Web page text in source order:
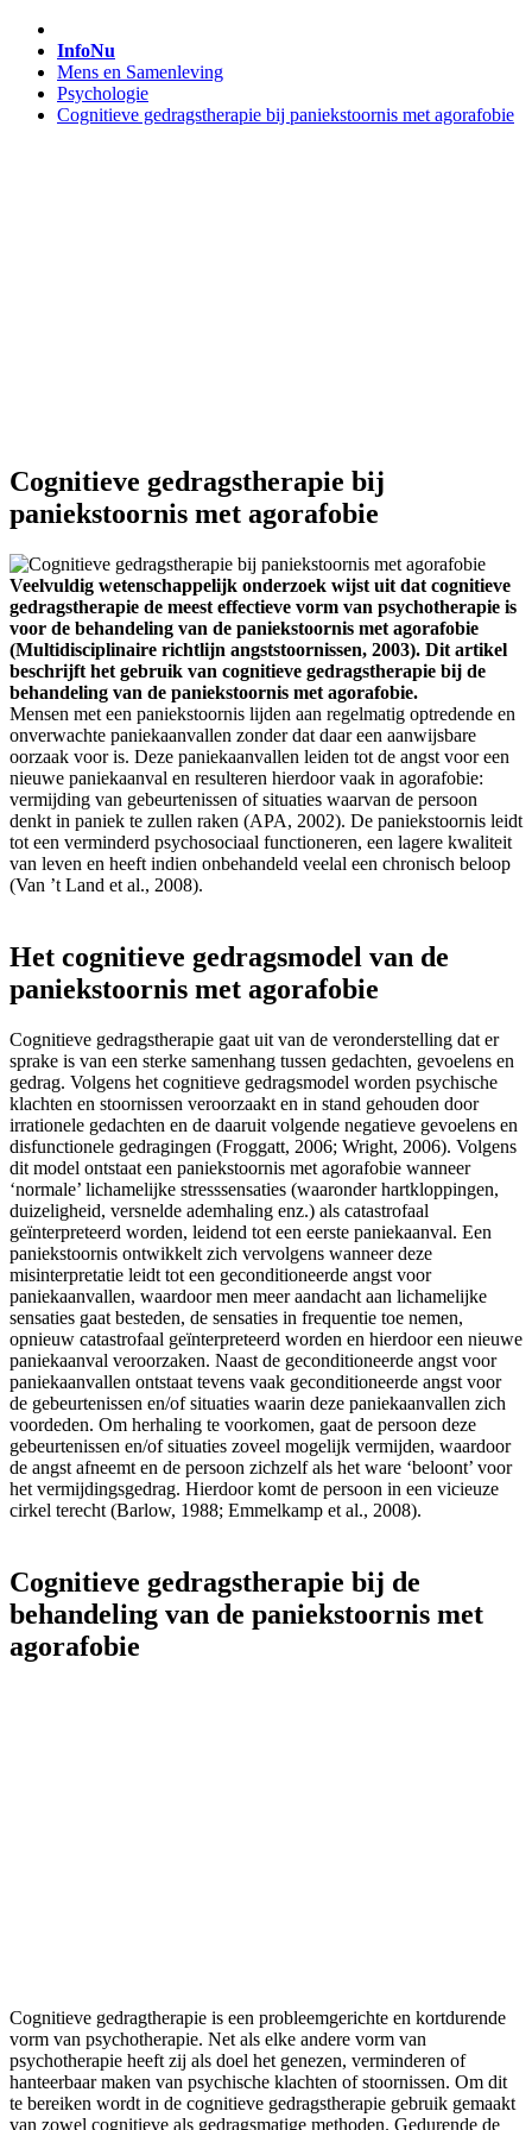
InfoNu
Mens en Samenleving
Psychologie
Cognitieve gedragstherapie bij paniekstoornis met agorafobie
Cognitieve gedragstherapie bij
paniekstoornis met agorafobie
Veelvuldig wetenschappelijk onderzoek wijst uit dat cognitieve
gedragstherapie de meest effectieve vorm van psychotherapie is
voor de behandeling van de paniekstoornis met agorafobie
(Multidisciplinaire richtlijn angststoornissen, 2003). Dit artikel
beschrijft het gebruik van cognitieve gedragstherapie bij de
behandeling van de paniekstoornis met agorafobie.
Mensen met een paniekstoornis lijden aan regelmatig optredende en
onverwachte paniekaanvallen zonder dat daar een aanwijsbare
oorzaak voor is. Deze paniekaanvallen leiden tot de angst voor een
nieuwe paniekaanval en resulteren hierdoor vaak in agorafobie:
vermijding van gebeurtenissen of situaties waarvan de persoon
denkt in paniek te zullen raken (APA, 2002). De paniekstoornis leidt
tot een verminderd psychosociaal functioneren, een lagere kwaliteit
van leven en heeft indien onbehandeld veelal een chronisch beloop
(Van ’t Land et al., 2008).
Het cognitieve gedragsmodel van de
paniekstoornis met agorafobie
Cognitieve gedragstherapie gaat uit van de veronderstelling dat er
sprake is van een sterke samenhang tussen gedachten, gevoelens en
gedrag. Volgens het cognitieve gedragsmodel worden psychische
klachten en stoornissen veroorzaakt en in stand gehouden door
irrationele gedachten en de daaruit volgende negatieve gevoelens en
disfunctionele gedragingen (Froggatt, 2006; Wright, 2006). Volgens
dit model ontstaat een paniekstoornis met agorafobie wanneer
‘normale’ lichamelijke stresssensaties (waaronder hartkloppingen,
duizeligheid, versnelde ademhaling enz.) als catastrofaal
geïnterpreteerd worden, leidend tot een eerste paniekaanval. Een
paniekstoornis ontwikkelt zich vervolgens wanneer deze
misinterpretatie leidt tot een geconditioneerde angst voor
paniekaanvallen, waardoor men meer aandacht aan lichamelijke
sensaties gaat besteden, de sensaties in frequentie toe nemen,
opnieuw catastrofaal geïnterpreteerd worden en hierdoor een nieuwe
paniekaanval veroorzaken. Naast de geconditioneerde angst voor
paniekaanvallen ontstaat tevens vaak geconditioneerde angst voor
de gebeurtenissen en/of situaties waarin deze paniekaanvallen zich
voordeden. Om herhaling te voorkomen, gaat de persoon deze
gebeurtenissen en/of situaties zoveel mogelijk vermijden, waardoor
de angst afneemt en de persoon zichzelf als het ware ‘beloont’ voor
het vermijdingsgedrag. Hierdoor komt de persoon in een vicieuze
cirkel terecht (Barlow, 1988; Emmelkamp et al., 2008).
Cognitieve gedragstherapie bij de
behandeling van de paniekstoornis met
agorafobie
Cognitieve gedragtherapie is een probleemgerichte en kortdurende
vorm van psychotherapie. Net als elke andere vorm van
psychotherapie heeft zij als doel het genezen, verminderen of
hanteerbaar maken van psychische klachten of stoornissen. Om dit
te bereiken wordt in de cognitieve gedragstherapie gebruik gemaakt
van zowel cognitieve als gedragsmatige methoden. Gedurende de